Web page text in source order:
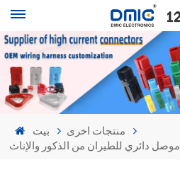
بيت
منتجات اخرى
موصل دائري للطيران من الذكور والإناث